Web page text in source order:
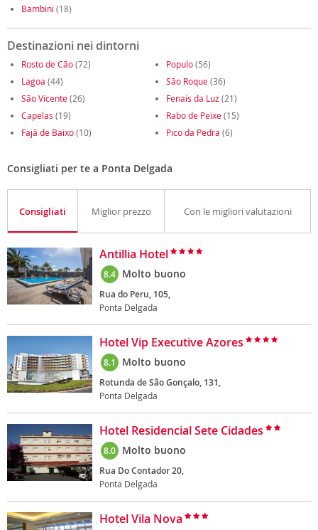
Bambini (18)
Destinazioni nei dintorni
Rosto de Cão(72) Populo(56)
Lagoa (44) São Roque(36)
São Vicente(26) Fenais da Luz (21)
Capelas (19) Rabo de Peixe(15)
Fajã de Baixo(10) Pico da Pedra (6)
Consigliati per te a Ponta Delgada
Consigliati Miglior prezzo Con le migliori valutazioni
Antillia Hotel
8.4 Molto buono
Rua do Peru, 105,
Ponta Delgada
Hotel Vip Executive Azores
8.1 Molto buono
Rotunda de São Gonçalo, 131,
Ponta Delgada
Hotel Residencial Sete Cidades
8.0 Molto buono
Rua Do Contador 20,
Ponta Delgada
Hotel Vila Nova